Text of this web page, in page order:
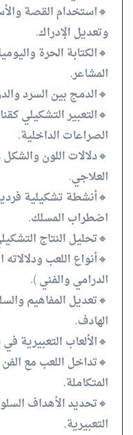
🔸استخدام القصة
وتعديل الإدراك.
🔸الكتابة الحرة
المشاعر.
🔸الدمج بين السرد
🔸التعبير التشكيلي
الصراعات الداخلية.
🔸دلالات اللون
العلاجي.
🔸أنشطة تشكيلية
اضطراب المسلك.
🔸تحليل النتاج
🔸أنواع اللعب
الدرامي والفني ).
🔸تعديل المفاهيم
الهادف.
🔸الألعاب التعبيرية
🔸تداخل اللعب مع
المتكاملة.
🔸تحديد الأهداف
التعبيرية.